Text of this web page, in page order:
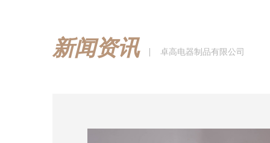
新闻资讯 | 卓高电器制品有限公司